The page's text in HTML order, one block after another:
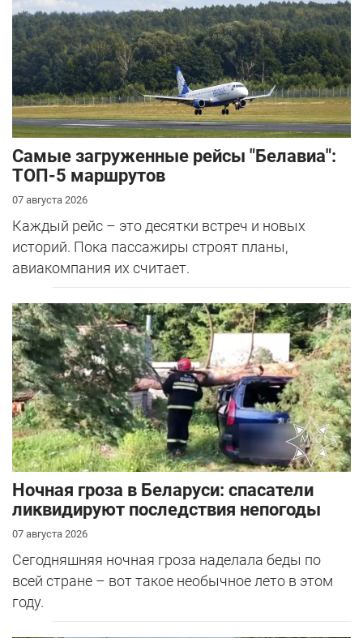
Самые загруженные рейсы "Белавиа":
ТОП-5 маршрутов
07 августа 2026
Каждый рейс – это десятки встреч и новых
историй. Пока пассажиры строят планы,
авиакомпания их считает.
Ночная гроза в Беларуси: спасатели
ликвидируют последствия непогоды
07 августа 2026
Сегодняшняя ночная гроза наделала беды по
всей стране – вот такое необычное лето в этом
году.